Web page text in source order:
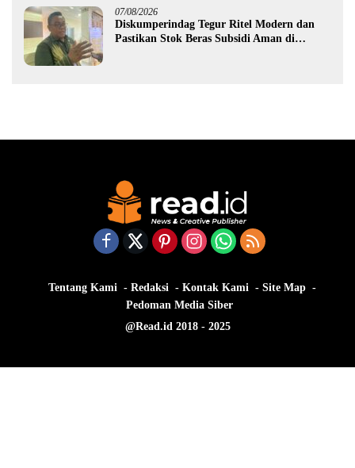
07/08/2026
Diskumperindag Tegur Ritel Modern dan
Pastikan Stok Beras Subsidi Aman di
Tentang Kami Redaksi Kontak Kami
Site Map
Pedoman Media Siber
@Read.id 2018 - 2025